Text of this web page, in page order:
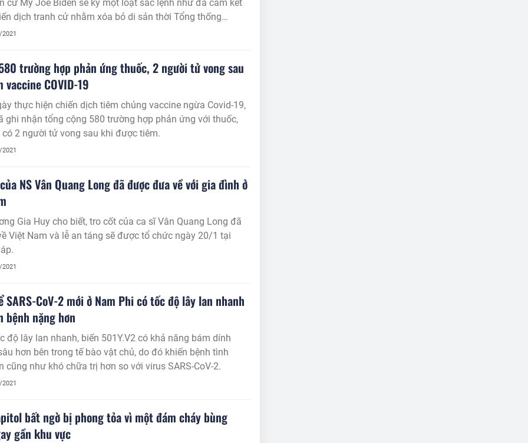
cử Mỹ Joe Biden sẽ ký một loạt sắc lệnh như đã cam kết
dịch tranh cử nhằm xóa bỏ di sản thời Tổng thống
trường hợp phản ứng thuốc, 2 người tử vong sau
COVID-19
thực hiện chiến dịch tiêm chủng vaccine ngừa Covid-19,
ghi nhận tổng cộng 580 trường hợp phản ứng với thuốc,
2 người tử vong sau khi được tiêm.
NS Vân Quang Long đã được đưa về với gia đình ở
Gia Huy cho biết, tro cốt của ca sĩ Vân Quang Long đã
Việt Nam và lễ an táng sẽ được tổ chức ngày 20/1 tại
SARS-CoV-2 mới ở Nam Phi có tốc độ lây lan nhanh
bệnh nặng hơn
độ lây lan nhanh, biến 501Y.V2 có khả năng bám dính
hơn bên trong tế bào vật chủ, do đó khiến bệnh tình
cũng như khó chữa trị hơn so với virus SARS-CoV-2.
bất ngờ bị phong tỏa vì một đám cháy bùng
gần khu vực